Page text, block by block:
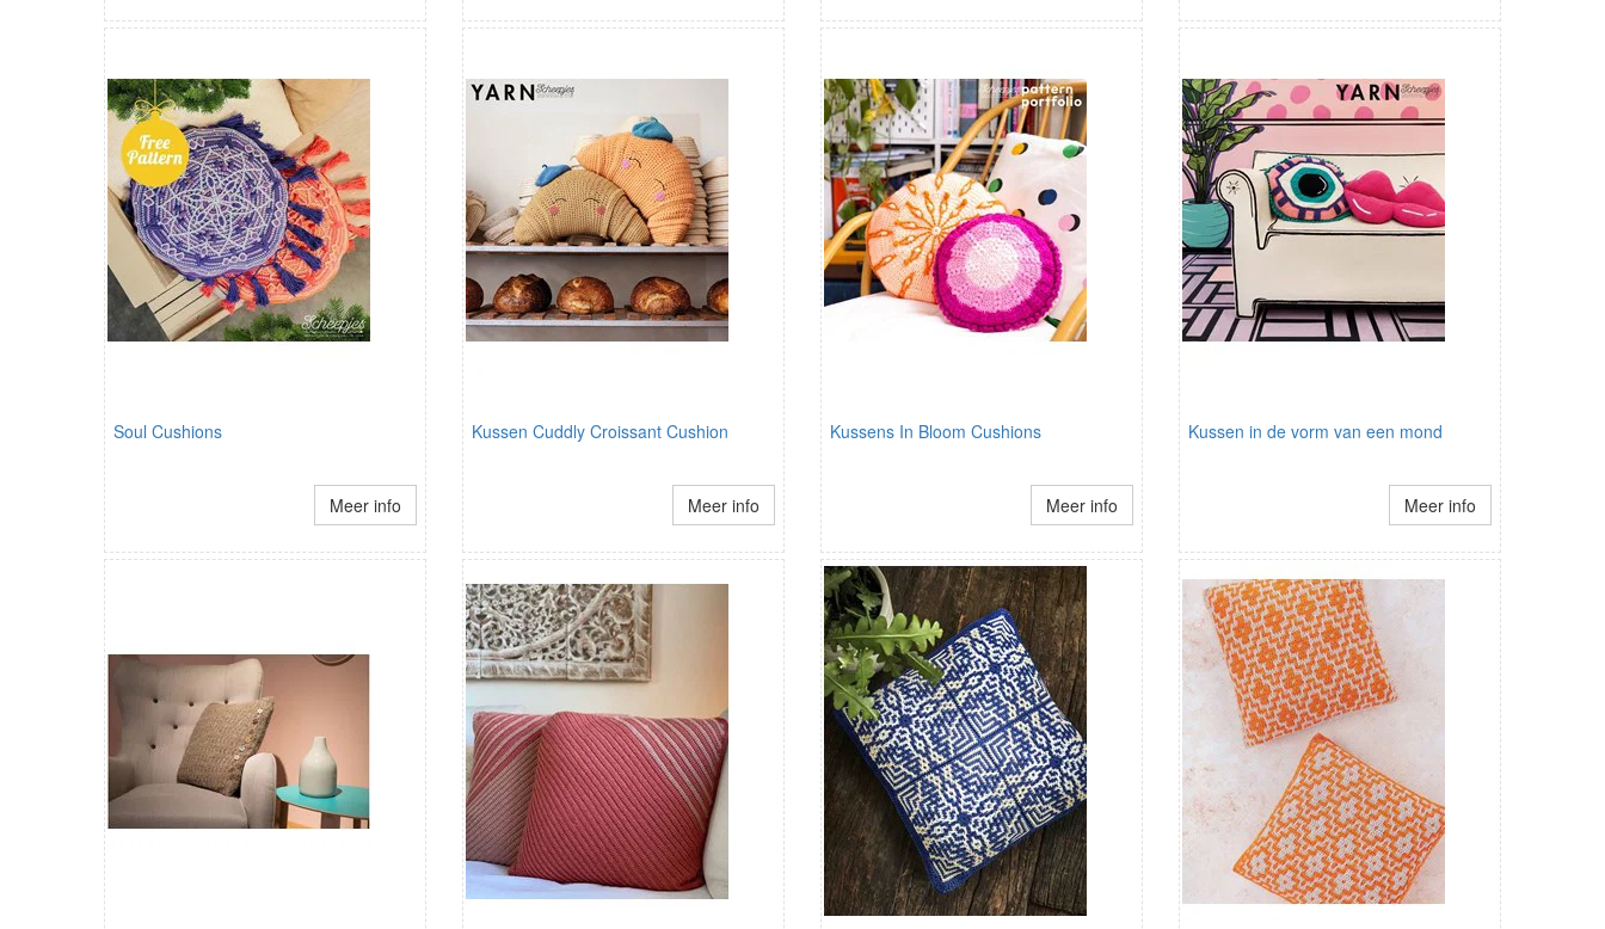
Soul Cushions
Meer info
Kussen Cuddly Croissant Cushion
Meer info
Kussens In Bloom Cushions
Meer info
Kussen in de vorm van een mond
Meer info